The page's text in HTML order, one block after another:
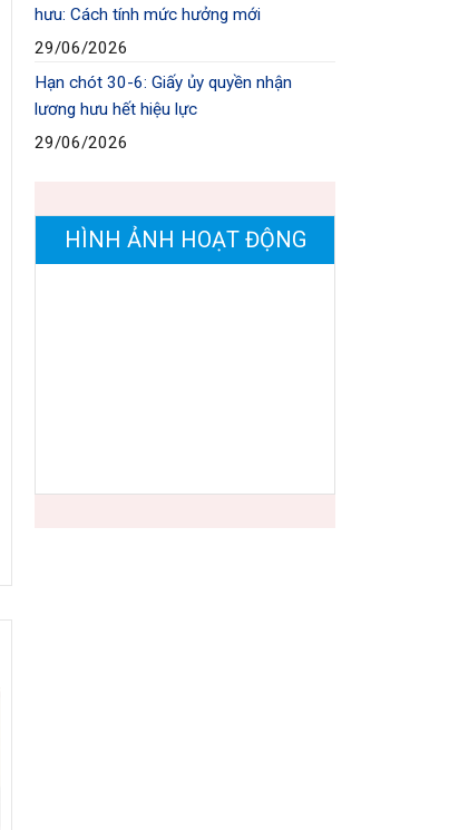
hưu: Cách tính mức hưởng mới
29/06/2026
Hạn chót 30-6: Giấy ủy quyền nhận
lương hưu hết hiệu lực
29/06/2026
HÌNH ẢNH HOẠT ĐỘNG